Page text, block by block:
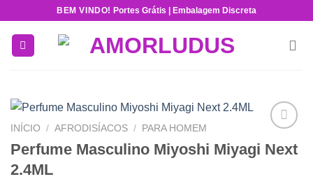
content
BEM VINDO! Portes Grátis | Embalagem Discreta
Add to
wishlist
INÍCIO / AFRODISÍACOS / PARA HOMEM
Perfume Masculino Miyoshi Miyagi Next
2.4ML